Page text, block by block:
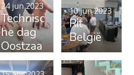
Technisc
he dag
Oostzaa
n
24 jun 2023
Rit
België
10 jun 2023